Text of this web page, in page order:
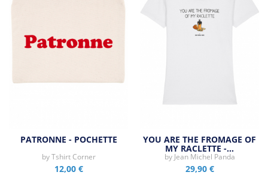
PATRONNE - POCHETTE
byTshirt Corner
12,00 €
YOU ARE THE FROMAGE OF
MY RACLETTE -…
by Jean Michel Panda
29,90 €